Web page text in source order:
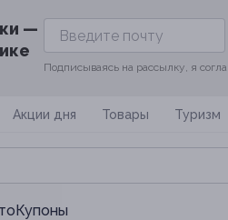
—
Подписываясь на рассылку, я
Акции дня Товары Туризм